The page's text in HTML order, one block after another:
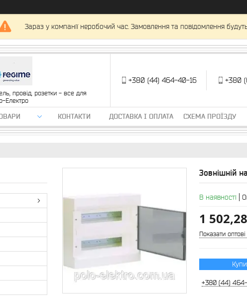
Зараз у компанії неробочий час. Замовлення та повідомлення
провід, розетки - все для
Електро
+380 (44) 464-40-16 +380
КОНТАКТИ ДОСТАВКА І ОПЛАТА СХЕМА ПРОЇЗДУ
Зовнішній
В наявності
1
Показати оптові
+380 (44)